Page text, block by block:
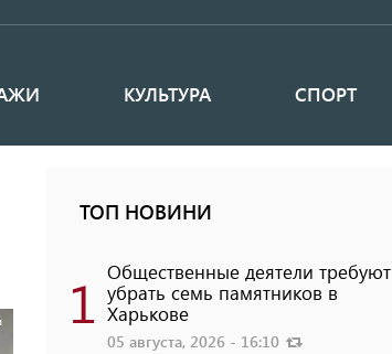
КУЛЬТУРА СПОРТ
ТОП НОВИНИ
1 Общественные деятели требуют
убрать семь памятников в
Харькове
05 августа, 2026 - 16:10